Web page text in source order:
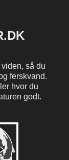
så du
ferskvand.
hvor du
godt.